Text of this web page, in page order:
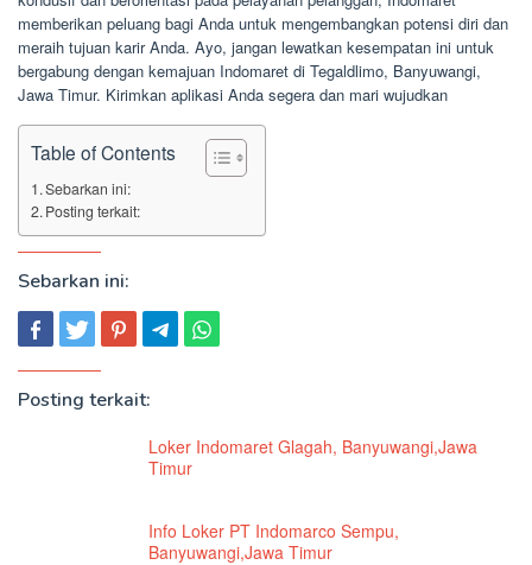
memberikan peluang bagi Anda untuk mengembangkan potensi diri dan
meraih tujuan karir Anda. Ayo, jangan lewatkan kesempatan ini untuk
bergabung dengan kemajuan Indomaret di Tegaldlimo, Banyuwangi,
Jawa Timur. Kirimkan aplikasi Anda segera dan mari wujudkan
Table of Contents
Sebarkan ini:
Posting terkait:
Sebarkan ini:
Posting terkait:
Loker Indomaret Glagah, Banyuwangi,Jawa
Timur
Info Loker PT Indomarco Sempu,
Banyuwangi,Jawa Timur